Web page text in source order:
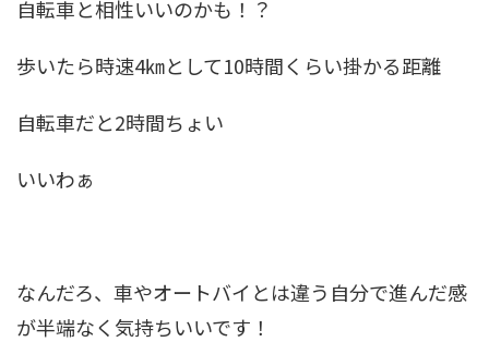
自転車と相性いいのかも！？
歩いたら時速4㎞として10時間くらい掛かる距離
自転車だと2時間ちょい
いいわぁ
なんだろ、車やオートバイとは違う自分で進んだ感
が半端なく気持ちいいです！